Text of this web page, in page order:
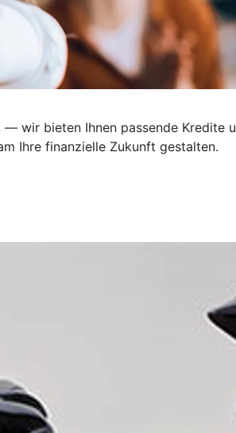
wir bieten Ihnen passende Kredite
Ihre finanzielle Zukunft gestalten.